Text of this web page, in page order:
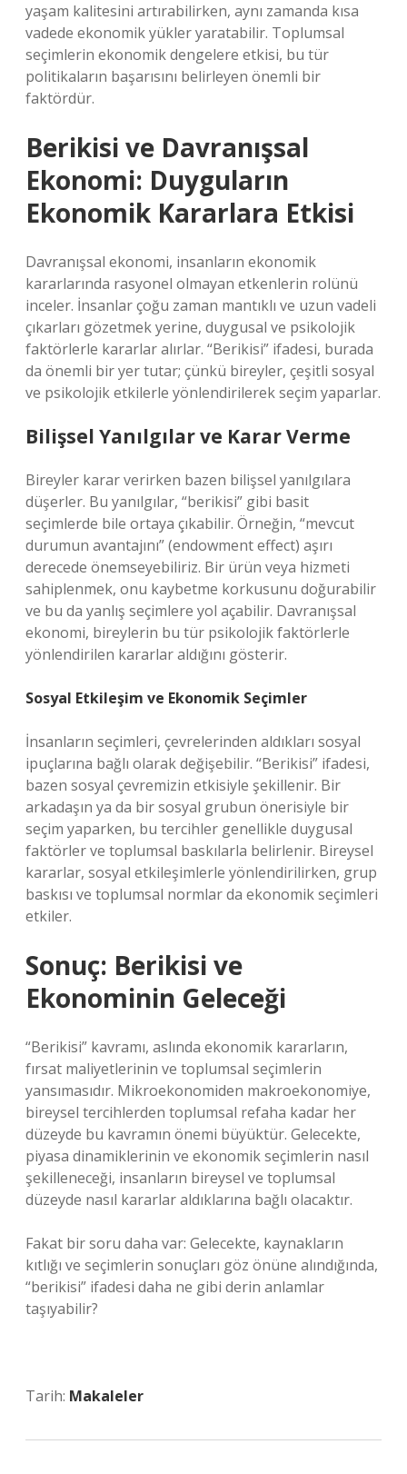
yaşam kalitesini artırabilirken, aynı zamanda kısa
vadede ekonomik yükler yaratabilir. Toplumsal
seçimlerin ekonomik dengelere etkisi, bu tür
politikaların başarısını belirleyen önemli bir
faktördür.
Berikisi ve Davranışsal
Ekonomi: Duyguların
Ekonomik Kararlara Etkisi
Davranışsal ekonomi, insanların ekonomik
kararlarında rasyonel olmayan etkenlerin rolünü
inceler. İnsanlar çoğu zaman mantıklı ve uzun vadeli
çıkarları gözetmek yerine, duygusal ve psikolojik
faktörlerle kararlar alırlar. “Berikisi” ifadesi, burada
da önemli bir yer tutar; çünkü bireyler, çeşitli sosyal
ve psikolojik etkilerle yönlendirilerek seçim yaparlar.
Bilişsel Yanılgılar ve Karar Verme
Bireyler karar verirken bazen bilişsel yanılgılara
düşerler. Bu yanılgılar, “berikisi” gibi basit
seçimlerde bile ortaya çıkabilir. Örneğin, “mevcut
durumun avantajını” (endowment effect) aşırı
derecede önemseyebiliriz. Bir ürün veya hizmeti
sahiplenmek, onu kaybetme korkusunu doğurabilir
ve bu da yanlış seçimlere yol açabilir. Davranışsal
ekonomi, bireylerin bu tür psikolojik faktörlerle
yönlendirilen kararlar aldığını gösterir.
Sosyal Etkileşim ve Ekonomik Seçimler
İnsanların seçimleri, çevrelerinden aldıkları sosyal
ipuçlarına bağlı olarak değişebilir. “Berikisi” ifadesi,
bazen sosyal çevremizin etkisiyle şekillenir. Bir
arkadaşın ya da bir sosyal grubun önerisiyle bir
seçim yaparken, bu tercihler genellikle duygusal
faktörler ve toplumsal baskılarla belirlenir. Bireysel
kararlar, sosyal etkileşimlerle yönlendirilirken, grup
baskısı ve toplumsal normlar da ekonomik seçimleri
etkiler.
Sonuç: Berikisi ve
Ekonominin Geleceği
“Berikisi” kavramı, aslında ekonomik kararların,
fırsat maliyetlerinin ve toplumsal seçimlerin
yansımasıdır. Mikroekonomiden makroekonomiye,
bireysel tercihlerden toplumsal refaha kadar her
düzeyde bu kavramın önemi büyüktür. Gelecekte,
piyasa dinamiklerinin ve ekonomik seçimlerin nasıl
şekilleneceği, insanların bireysel ve toplumsal
düzeyde nasıl kararlar aldıklarına bağlı olacaktır.
Fakat bir soru daha var: Gelecekte, kaynakların
kıtlığı ve seçimlerin sonuçları göz önüne alındığında,
“berikisi” ifadesi daha ne gibi derin anlamlar
taşıyabilir?
Tarih: Makaleler